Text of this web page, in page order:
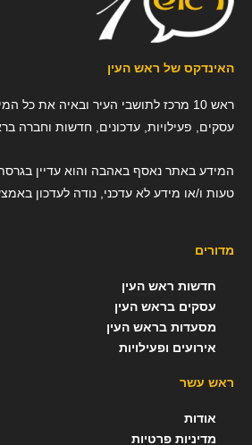
האינדקס של ראש העין
ראש 10 מרכז לתושבי העיר ובאיה את
עסקים, פעילויות, עדכונים, חדשות וחברה
המידע באתר נאסף באהבה והוא עדיין
טעות ו/או מידע לא עדכני, נודה לעדכון
מדורים
חדשות ראש העין
עסקים בראש העין
מסעדות בראש העין
אירועים ופעילויות
ראש עשר
אודות
מדיניות פרטיות